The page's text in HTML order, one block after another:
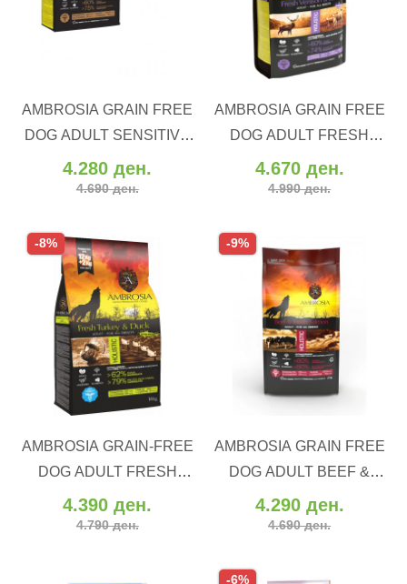
AMBROSIA GRAIN FREE
DOG ADULT SENSITIVE
FRESH TURKEY &
RABBIT (12 kg)
4.280 ден.
4.690 ден.
Додај во желби
Додај за споредба
AMBROSIA GRAIN FREE
DOG ADULT FRESH
VENISON & LAMB (12 kg)
4.670 ден.
4.990 ден.
ВО КОШНИЧКА
Додај во желби
Додај за споредба
-8%
AMBROSIA GRAIN-FREE
DOG ADULT FRESH
TURKEY & DUCK (12 kg)
4.390 ден.
4.790 ден.
ВО КОШНИЧКА
Додај во желби
Додај за споредба
-9%
AMBROSIA GRAIN FREE
DOG ADULT BEEF &
FRESH SALMON (12 kg)
4.290 ден.
4.690 ден.
Додај во желби
Додај за споредба
-6%